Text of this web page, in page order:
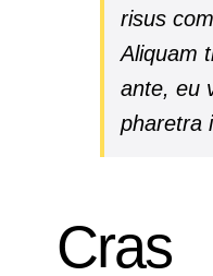
risus
Aliquam
ante, eu
pharetra
Cras